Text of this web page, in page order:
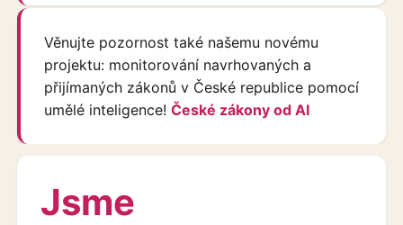
Věnujte pozornost také našemu novému
projektu: monitorování navrhovaných a
přijímaných zákonů v České republice pomocí
umělé inteligence! České zákony od AI
Jsme